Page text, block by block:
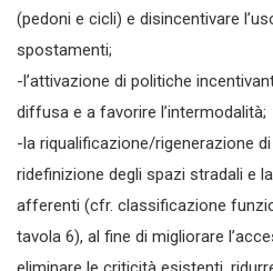
(pedoni e cicli) e disincentivare
spostamenti;
-l’attivazione di politiche
diffusa e a favorire l’intermodalità;
-la riqualificazione/rigenerazione
ridefinizione degli spazi stradali e
afferenti (cfr. classificazione
tavola 6), al fine di migliorare